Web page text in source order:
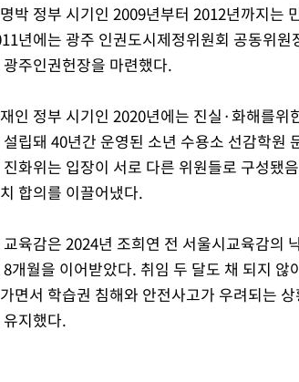
박 정부 시기인 2009년부터 2012년까지는
년에는 광주 인권도시제정위원회 공동위
주인권헌장을 마련했다.
인 정부 시기인 2020년에는 진실·화해를
설립돼 40년간 운영된 소년 수용소 선감학원
진화위는 입장이 서로 다른 위원들로 구성됐
합의를 이끌어냈다.
교육감은 2024년 조희연 전 서울시교육감의
8개월을 이어받았다. 취임 두 달도 채 되지
면서 학습권 침해와 안전사고가 우려되는
지했다.